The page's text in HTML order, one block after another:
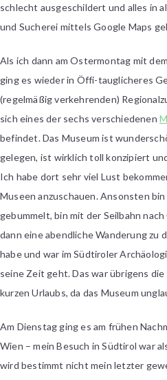
schlecht ausgeschildert und alles in
und Sucherei mittels Google Maps
Als ich dann am Ostermontag mit
ging es wieder in Öffi-tauglicheres
(regelmäßig verkehrenden)
sich eines der sechs verschiedenen
befindet. Das Museum ist
gelegen, ist wirklich toll konzipiert
Ich habe dort sehr viel Lust
Museen anzuschauen. Ansonsten
gebummelt, bin mit der Seilbahn
dann eine abendliche Wanderung zu
habe und war im Südtiroler
seine Zeit geht. Das war übrigens
kurzen Urlaubs, da das Museum
Am Dienstag ging es am frühen
Wien – mein Besuch in Südtirol war
wird bestimmt nicht mein letzter